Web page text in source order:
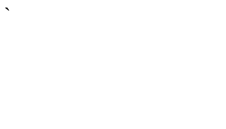
`